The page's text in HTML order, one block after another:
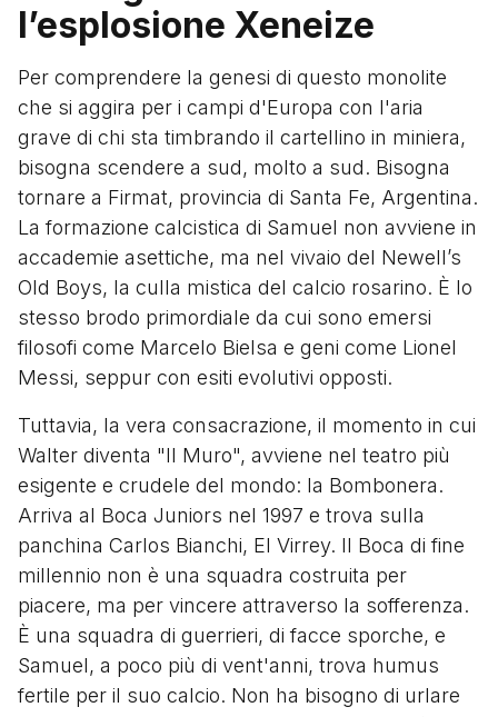
l’esplosione Xeneize
Per comprendere la genesi di questo monolite
che si aggira per i campi d'Europa con l'aria
grave di chi sta timbrando il cartellino in miniera,
bisogna scendere a sud, molto a sud. Bisogna
tornare a Firmat, provincia di Santa Fe, Argentina.
La formazione calcistica di Samuel non avviene in
accademie asettiche, ma nel vivaio del Newell’s
Old Boys, la culla mistica del calcio rosarino. È lo
stesso brodo primordiale da cui sono emersi
filosofi come Marcelo Bielsa e geni come Lionel
Messi, seppur con esiti evolutivi opposti.
Tuttavia, la vera consacrazione, il momento in cui
Walter diventa "Il Muro", avviene nel teatro più
esigente e crudele del mondo: la Bombonera.
Arriva al Boca Juniors nel 1997 e trova sulla
panchina Carlos Bianchi, El Virrey. Il Boca di fine
millennio non è una squadra costruita per
piacere, ma per vincere attraverso la sofferenza.
È una squadra di guerrieri, di facce sporche, e
Samuel, a poco più di vent'anni, trova humus
fertile per il suo calcio. Non ha bisogno di urlare